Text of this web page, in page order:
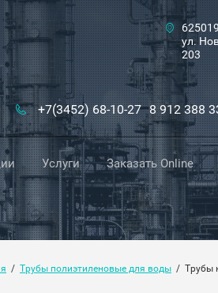
ул.
203
+7(3452) 68-10-27 8 912 388
Услуги Заказать Online
  /
Трубы полиэтиленовые для воды
/